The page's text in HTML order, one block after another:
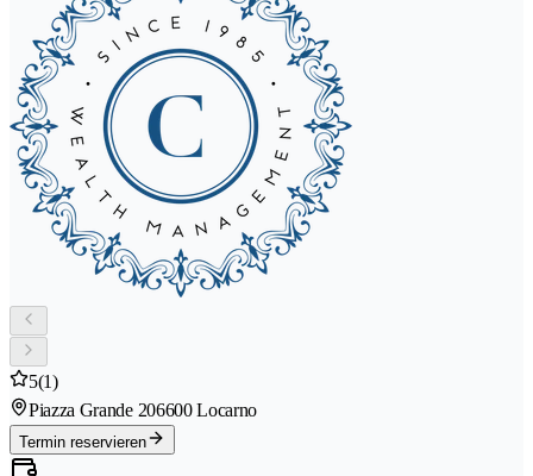
5(1)
Piazza Grande 206600 Locarno
Termin reservieren